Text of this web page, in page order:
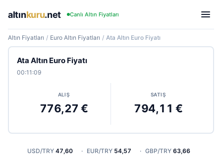
altınkuru.net Canlı Altın Fiyatları
Altın Fiyatları / Euro Altın Fiyatları / Ata Altın Euro Fiyatı
Ata Altın Euro Fiyatı
00:11:09
ALIŞ
776,27 €
SATIŞ
794,11 €
USD/TRY 47,60 · EUR/TRY 54,57 · GBP/TRY 63,66